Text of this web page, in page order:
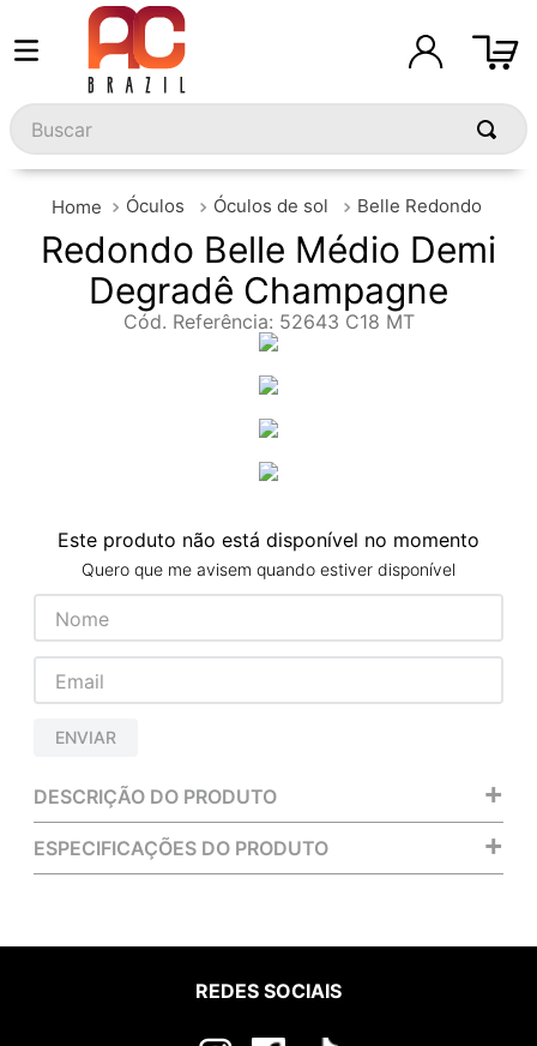
Buscar
Óculos Óculos de sol Belle Redondo
Redondo Belle Médio Demi
Degradê Champagne
Cód. Referência: 52643 C18 MT
Este produto não está disponível no momento
Quero que me avisem quando estiver disponível
ENVIAR
DESCRIÇÃO DO PRODUTO +
ESPECIFICAÇÕES DO PRODUTO +
REDES SOCIAIS